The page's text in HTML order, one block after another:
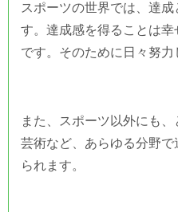
スポーツの世界では、達
す。達成感を得ることは
です。そのために日々努力
また、スポーツ以外にも
芸術など、あらゆる分野
られます。